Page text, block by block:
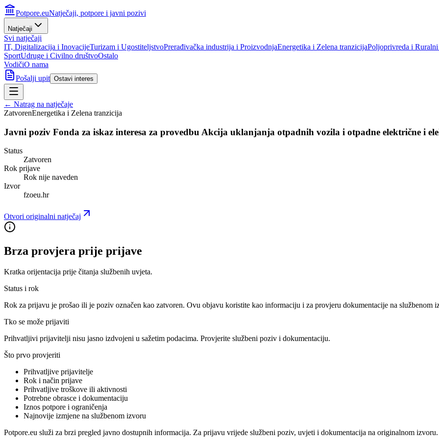
Potpore.euNatječaji, potpore i javni pozivi
Natječaji
Svi natječaji
IT, Digitalizacija i InovacijeTurizam i UgostiteljstvoPrerađivačka industrija i ProizvodnjaEnergetika i Zelena tranzicijaPoljoprivreda i
SportUdruge i Civilno društvoOstalo
VodičiO nama
Pošalji upit Ostavi interes
← Natrag na natječaje
ZatvorenEnergetika i Zelena tranzicija
Javni poziv Fonda za iskaz interesa za provedbu Akcija uklanjanja otpadnih vozila i otpadne električne i
Status
Zatvoren
Rok prijave
Rok nije naveden
Izvor
fzoeu.hr
Otvori originalni natječaj
Brza provjera prije prijave
Kratka orijentacija prije čitanja službenih uvjeta.
Status i rok
Rok za prijavu je prošao ili je poziv označen kao zatvoren. Ovu objavu koristite kao informaciju i za provjeru dokumentacije na službenom
Tko se može prijaviti
Prihvatljivi prijavitelji nisu jasno izdvojeni u sažetim podacima. Provjerite službeni poziv i dokumentaciju.
Što prvo provjeriti
Prihvatljive prijavitelje
Rok i način prijave
Prihvatljive troškove ili aktivnosti
Potrebne obrasce i dokumentaciju
Iznos potpore i ograničenja
Najnovije izmjene na službenom izvoru
Potpore.eu služi za brzi pregled javno dostupnih informacija. Za prijavu vrijede službeni poziv, uvjeti i dokumentacija na originalnom izvoru.